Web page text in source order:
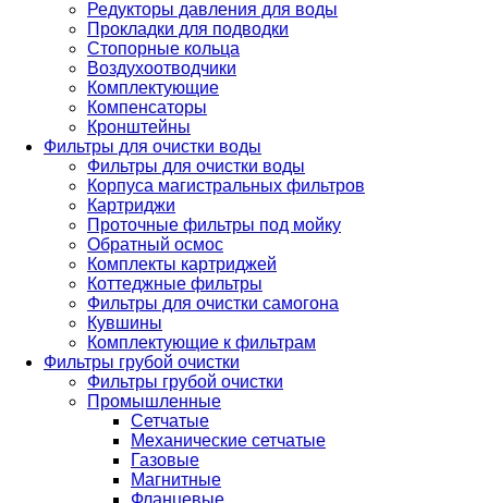
Редукторы давления для воды
Прокладки для подводки
Стопорные кольца
Воздухоотводчики
Комплектующие
Компенсаторы
Кронштейны
Фильтры для очистки воды
Фильтры для очистки воды
Корпуса магистральных фильтров
Картриджи
Проточные фильтры под мойку
Обратный осмос
Комплекты картриджей
Коттеджные фильтры
Фильтры для очистки самогона
Кувшины
Комплектующие к фильтрам
Фильтры грубой очистки
Фильтры грубой очистки
Промышленные
Сетчатые
Механические сетчатые
Газовые
Магнитные